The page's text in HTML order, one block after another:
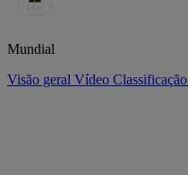
Mundial
Visão geral Vídeo Classificação